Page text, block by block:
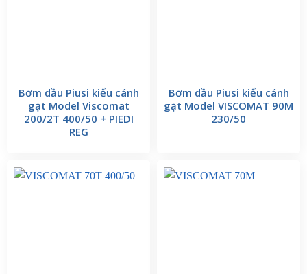
Bơm dầu Piusi kiểu cánh
gạt Model Viscomat
200/2T 400/50 + PIEDI
REG
Bơm dầu Piusi kiểu cánh
gạt Model VISCOMAT 90M
230/50